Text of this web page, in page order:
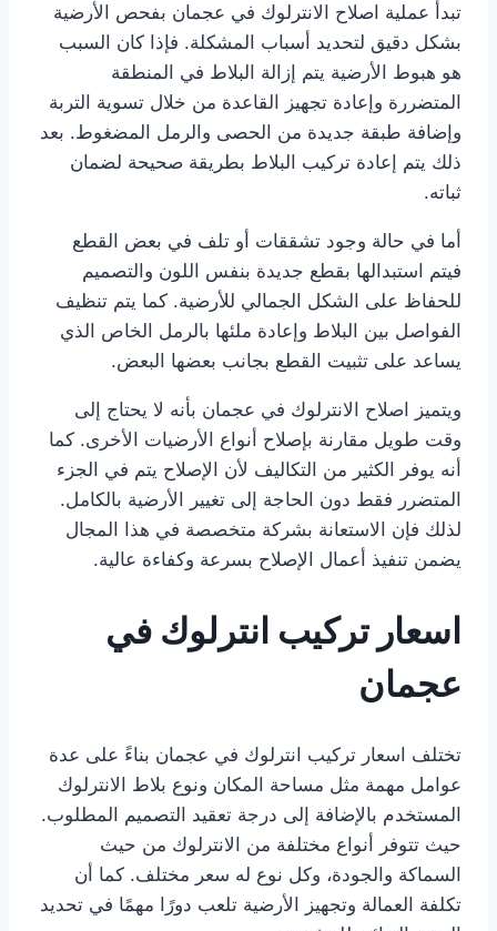
تبدأ عملية اصلاح الانترلوك في عجمان بفحص الأرضية
بشكل دقيق لتحديد أسباب المشكلة. فإذا كان السبب
هو هبوط الأرضية يتم إزالة البلاط في المنطقة
المتضررة وإعادة تجهيز القاعدة من خلال تسوية التربة
وإضافة طبقة جديدة من الحصى والرمل المضغوط. بعد
ذلك يتم إعادة تركيب البلاط بطريقة صحيحة لضمان
ثباته.
أما في حالة وجود تشققات أو تلف في بعض القطع
فيتم استبدالها بقطع جديدة بنفس اللون والتصميم
للحفاظ على الشكل الجمالي للأرضية. كما يتم تنظيف
الفواصل بين البلاط وإعادة ملئها بالرمل الخاص الذي
يساعد على تثبيت القطع بجانب بعضها البعض.
ويتميز اصلاح الانترلوك في عجمان بأنه لا يحتاج إلى
وقت طويل مقارنة بإصلاح أنواع الأرضيات الأخرى. كما
أنه يوفر الكثير من التكاليف لأن الإصلاح يتم في الجزء
المتضرر فقط دون الحاجة إلى تغيير الأرضية بالكامل.
لذلك فإن الاستعانة بشركة متخصصة في هذا المجال
يضمن تنفيذ أعمال الإصلاح بسرعة وكفاءة عالية.
اسعار تركيب انترلوك في
عجمان
تختلف اسعار تركيب انترلوك في عجمان بناءً على عدة
عوامل مهمة مثل مساحة المكان ونوع بلاط الانترلوك
المستخدم بالإضافة إلى درجة تعقيد التصميم المطلوب.
حيث تتوفر أنواع مختلفة من الانترلوك من حيث
السماكة والجودة، وكل نوع له سعر مختلف. كما أن
تكلفة العمالة وتجهيز الأرضية تلعب دورًا مهمًا في تحديد